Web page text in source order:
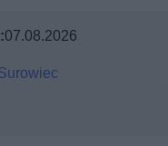
07.08.2026